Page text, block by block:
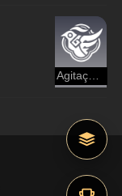
Agitação do Beco Aurum